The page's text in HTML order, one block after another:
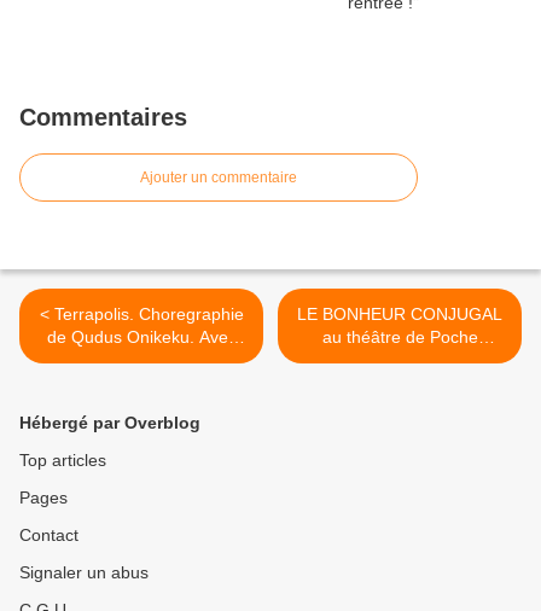
Commentaires
Ajouter un commentaire
< Terrapolis. Choregraphie
de Qudus Onikeku. Avec
The QDance Company.
LE BONHEUR CONJUGAL
au théâtre de Poche
Montparnasse >
Hébergé par Overblog
Top articles
Pages
Contact
Signaler un abus